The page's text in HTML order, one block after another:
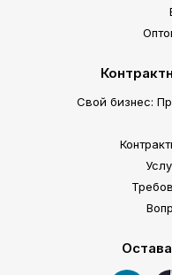
Свой бизнес: